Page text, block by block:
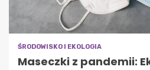
ŚRODOWISKO I EKOLOGIA
Maseczki z pandemii: